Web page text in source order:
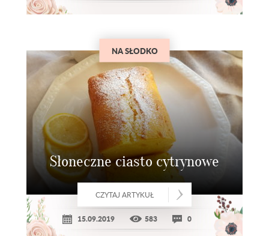
NA SŁODKO
Słoneczne ciasto cytrynowe
CZYTAJ ARTYKUŁ
15.09.2019 583 0